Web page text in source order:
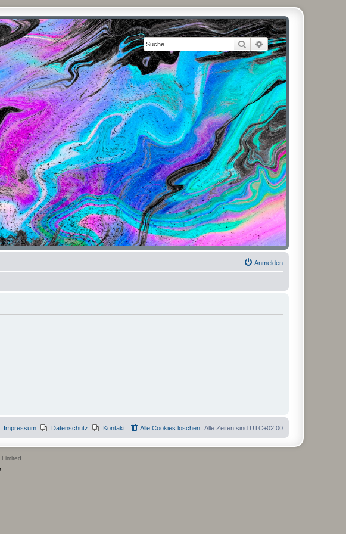
Suche Erweiterte Suche
Anmelden
Alle Zeiten sind UTC+02:00
Alle Cookies löschen
Kontakt
Datenschutz
Impressum